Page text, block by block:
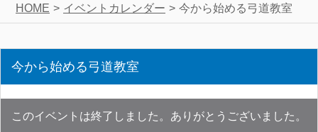
HOME イベントカレンダー 今から始める弓道教室
今から始める弓道教室
このイベントは終了しました。ありがとうございました。